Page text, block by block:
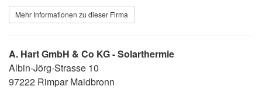
Mehr Informationen zu dieser Firma
A. Hart GmbH & Co KG - Solarthermie
Albin-Jörg-Strasse 10
97222 Rimpar Maidbronn